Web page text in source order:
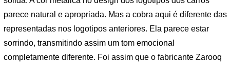
parece natural e apropriada. Mas a cobra aqui é diferente das
representadas nos logotipos anteriores. Ela parece estar
sorrindo, transmitindo assim um tom emocional
completamente diferente. Foi assim que o fabricante Zarooq